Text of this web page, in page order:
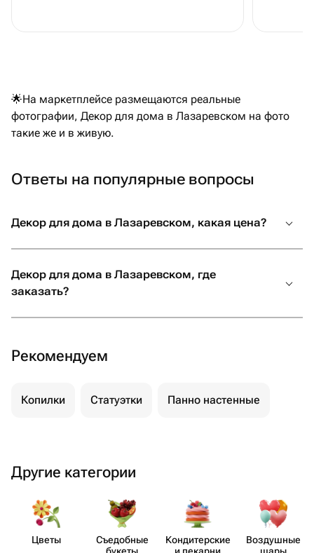
🌟На маркетплейсе размещаются реальные
фотографии, Декор для дома в Лазаревском на фото
такие же и в живую.
Ответы на популярные вопросы
Декор для дома в Лазаревском, какая цена?
Декор для дома в Лазаревском, где
заказать?
Рекомендуем
Копилки Статуэтки Панно настенные
Другие категории
Цветы
Съедобные
Кондит​ерские
Воздушные